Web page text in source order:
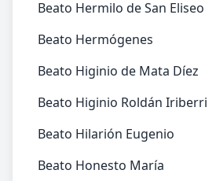
Beato Hermilo de San Eliseo
Beato Hermógenes
Beato Higinio de Mata Díez
Beato Higinio Roldán Iriberri
Beato Hilarión Eugenio
Beato Honesto María